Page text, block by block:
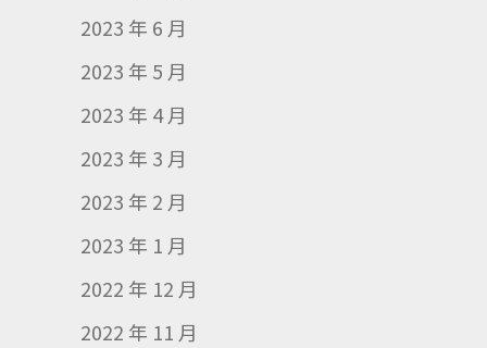
2023 年 6 月
2023 年 5 月
2023 年 4 月
2023 年 3 月
2023 年 2 月
2023 年 1 月
2022 年 12 月
2022 年 11 月